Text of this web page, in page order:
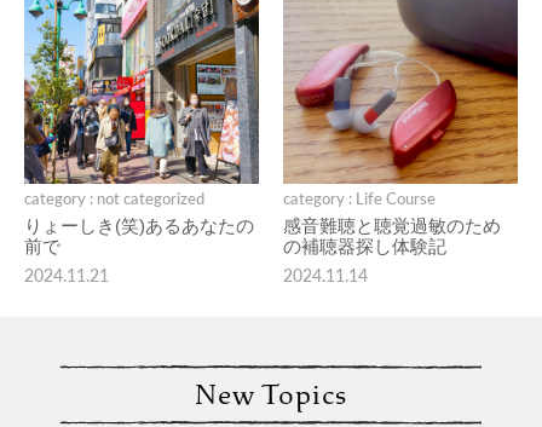
category : not categorized
りょーしき(笑)あるあなたの
前で
2024.11.21
category : Life Course
感音難聴と聴覚過敏のため
の補聴器探し体験記
2024.11.14
New Topics